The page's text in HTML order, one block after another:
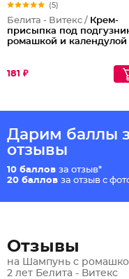
(5)
Белита - Витекс / Крем-
присыпка под
ромашкой и календулой
181 ₽
Дарим баллы
отзывы
10 баллов за отзыв*
20 баллов за отзыв с
Отзывы
на Шампунь с
2 лет Белита - Витекс